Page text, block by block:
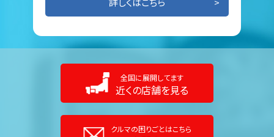
全国に展開してます
近くの店舗を見る
クルマの困りごとはこちら